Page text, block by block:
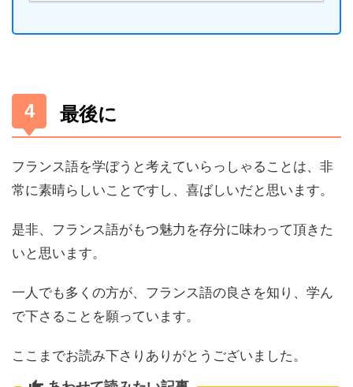
最後に
フランス語を学ぼうと考えていらっしゃることは、非
常に素晴らしいことですし、喜ばしいだと思います。
是非、フランス語がもつ魅力を存分に味わって頂きた
いと思います。
一人でも多くの方が、フランス語の良さを知り、学ん
で下さることを願っています。
ここまでお読み下さりありがとうございました。